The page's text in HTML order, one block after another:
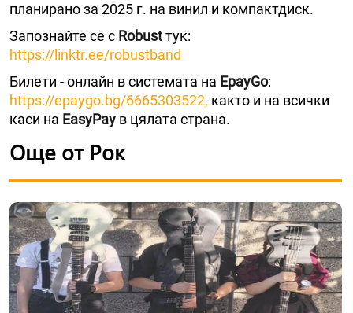
планирано за 2025 г. на винил и компактдиск.
Запознайте се с Robustтук:
https://linktr.ee/robustband
Билети - онлайн в системата на ЕpayGo:
https://epaygo.bg/6665303522, както и на всички
каси на EasyPay в цялата страна.
Още от Рок